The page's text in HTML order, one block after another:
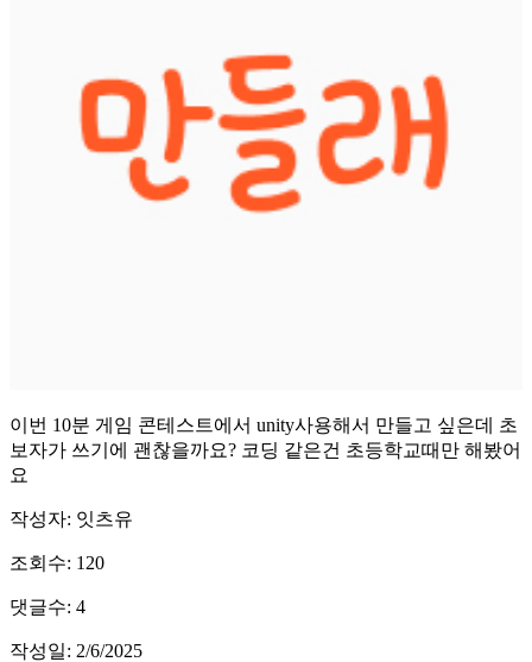
이번 10분 게임 콘테스트에서 unity사용해서 만들고 싶은데 초
보자가 쓰기에 괜찮을까요? 코딩 같은건 초등학교때만 해봤어
요
작성자: 잇츠유
조회수: 120
댓글수: 4
작성일: 2/6/2025